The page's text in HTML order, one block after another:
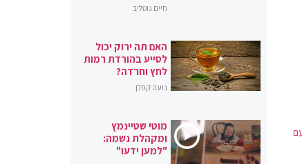
חיים גוטליב
האם תה ירוק יכול
לסייע בהורדת רמות
לחץ וחרדה?
נועה קפלן
מוטי שטיינמץ
ומקהלת נשמה:
"למען ידעו"